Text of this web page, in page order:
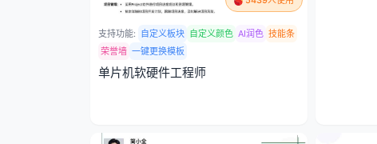
支持功能: 自定义板块 自定义颜色 AI润色 技能条
荣誉墙 一键更换模板
单片机软硬件工程师